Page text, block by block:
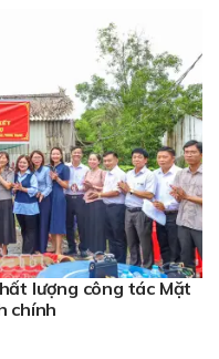
lượng công tác Mặt
chính